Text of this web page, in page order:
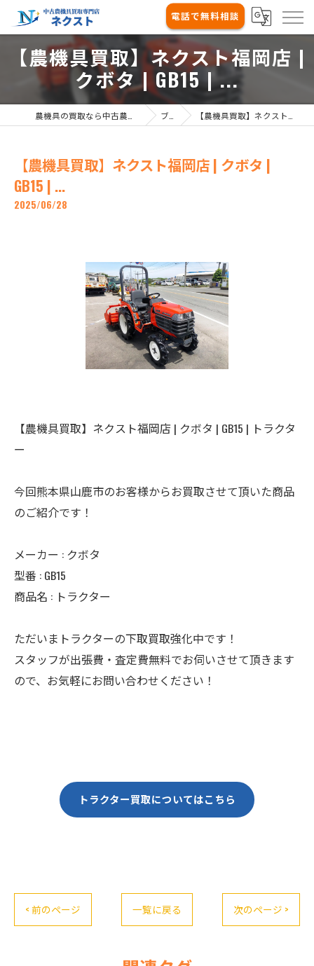
電話で無料相談
【農機具買取】ネクスト福岡店 |
クボタ | GB15 | ...
ブログ 【農機具買取】ネクスト福岡店 | クボタ | GB15 | ...
【農機具買取】ネクスト福岡店 | クボタ |
GB15 | ...
2025/06/28
【農機具買取】ネクスト福岡店 | クボタ | GB15 | トラクタ
ー
今回熊本県山鹿市のお客様からお買取させて頂いた商品
のご紹介です！
メーカー : クボタ
型番 : GB15
商品名 : トラクター
ただいまトラクターの下取買取強化中です！
スタッフが出張費・査定費無料でお伺いさせて頂きます
ので、お気軽にお問い合わせください！
トラクター買取についてはこちら
< 前のページ 一覧に戻る 次のページ >